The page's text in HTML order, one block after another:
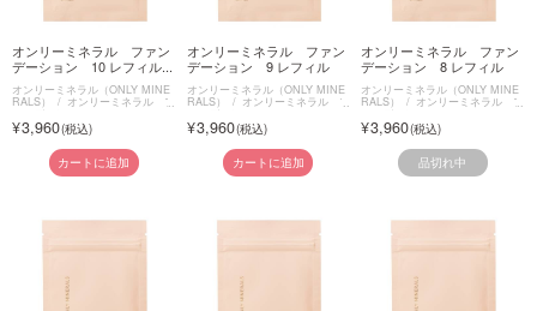
オンリーミネラル ファン
デーション 10 レフィル...
オンリーミネラル（ONLY MINE
RALS） オンリーミネラル フ
ァンデーション
3,960
カートに追加
オンリーミネラル ファン
デーション 9 レフィル
オンリーミネラル（ONLY MINE
RALS） オンリーミネラル フ
ァンデーション
3,960
カートに追加
オンリーミネラル ファン
デーション 8 レフィル
オンリーミネラル（ONLY MINE
RALS） オンリーミネラル フ
ァンデーション
3,960
品切れ中